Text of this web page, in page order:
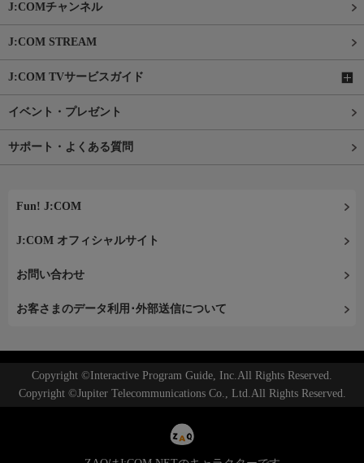
J:COMチャンネル
J:COM STREAM
J:COM TVサービスガイド
イベント・プレゼント
サポート・よくある質問
Fun! J:COM
J:COM オフィシャルサイト
お問い合わせ
お客さまのデータ利用･外部送信について
Copyright ©Interactive Program Guide, Inc.All Rights Reserved.
Copyright ©Jupiter Telecommunications Co., Ltd.All Rights Reserved.